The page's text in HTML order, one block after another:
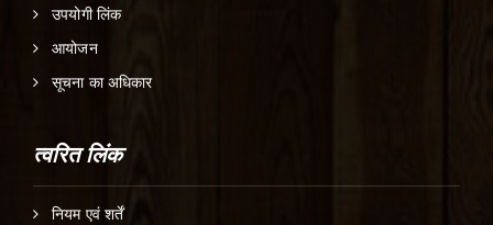
उपयोगी लिंक
आयोजन
सूचना का अधिकार
त्वरित लिंक
नियम एवं शर्तें